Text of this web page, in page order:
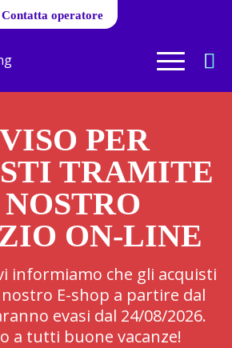
Contatta operatore
PER
TRAMITE
ON-LINE
informiamo che gli acquisti
E-shop a partire dal
evasi dal 24/08/2026.
a tutti buone vacanze!